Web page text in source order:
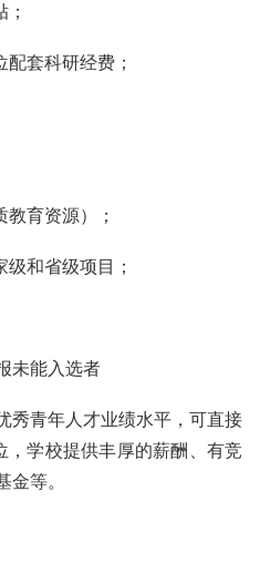
套科研经费；
育资源）；
和省级项目；
未能入选者
秀青年人才业绩水平，可直接
，学校提供丰厚的薪酬、有竞
金等。